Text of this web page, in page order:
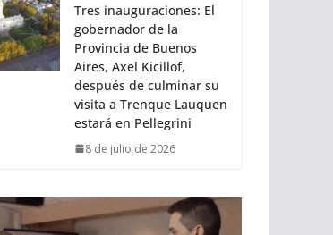
Tres inauguraciones: El
gobernador de la
Provincia de Buenos
Aires, Axel Kicillof,
después de culminar su
visita a Trenque Lauquen
estará en Pellegrini
8 de julio de 2026